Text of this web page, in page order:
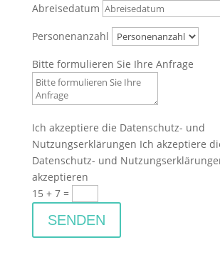
Abreisedatum
Personenanzahl
Bitte formulieren Sie Ihre Anfrage
Ich akzeptiere die Datenschutz- und
Nutzungserklärungen Ich akzeptiere
Datenschutz- und
akzeptieren
15 + 7=
SENDEN